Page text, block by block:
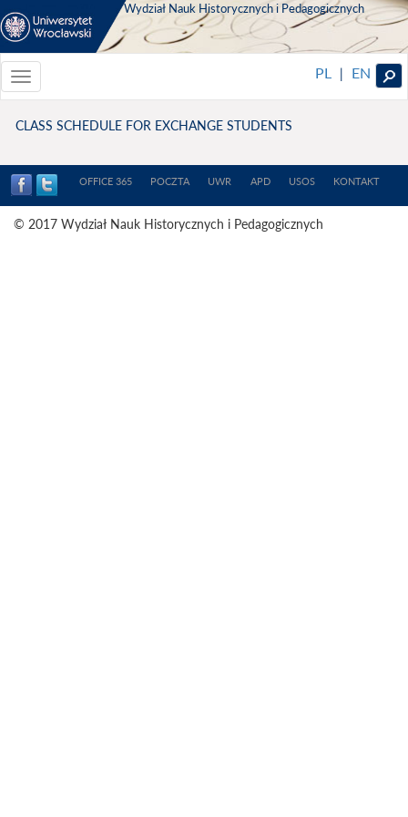
Wydział Nauk Historycznych i Pedagogicznych
Toggle
navigationToggle
PL | EN
CLASS SCHEDULE FOR EXCHANGE STUDENTS
OFFICE 365 POCZTA UWR APD USOS KONTAKT
© 2017 Wydział Nauk Historycznych i Pedagogicznych